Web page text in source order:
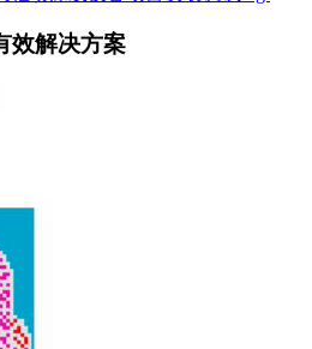
效解决方案